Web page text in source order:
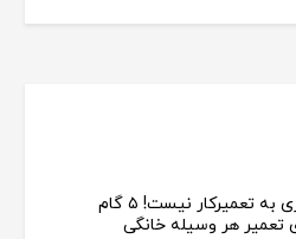
دیگر نیازی به تعمیرکار نیست! ۵ گام
تعمیر هر وسیله خانگی